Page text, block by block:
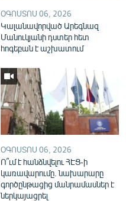
ՕԳՈՍՏՈՍ 06, 2026
Կալանավորված Արեգնազ
Մանուկյանի դստեր հետ
հոգեբան է աշխատում
ՕԳՈՍՏՈՍ 06, 2026
Ո՞ւմ է հանձնվելու ՀԷՑ-ի
կառավարումը. նախարարը
գործընթացից մանրամասներ է
ներկայացրել